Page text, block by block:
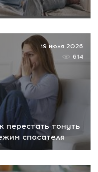
перестать тонуть
спасателя
19 июля 2026
614